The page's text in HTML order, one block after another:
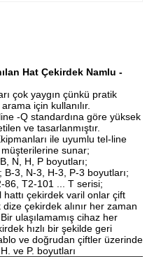
Hat Çekirdek Namlu -
çok yaygın çünkü pratik
için kullanılır.
-Q standardına göre yüksek
ve tasarlanmıştır.
ile uyumlu tel-line
sunar;
B, N, H, P boyutları;
B-3, N-3, H-3, P-3 boyutları;
86, T2-101 ... T serisi;
çekirdek varil onlar çift
çekirdek alınır her zaman
Bir ulaşılamamış cihaz her
hızlı bir şekilde geri
ve doğrudan çiftler üzerinde
ve P. boyutları